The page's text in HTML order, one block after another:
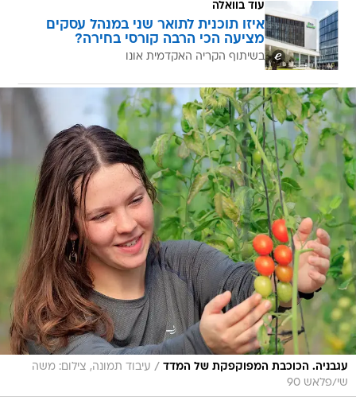
עוד בוואלה
איזו תוכנית לתואר שני במנהל עסקים
מציעה הכי הרבה קורסי בחירה?
בשיתוף הקריה האקדמית אונו
עגבניה. הכוכבת המפוקפקת של המדד / עיבוד תמונה, צילום: משה
שי/פלאש 90